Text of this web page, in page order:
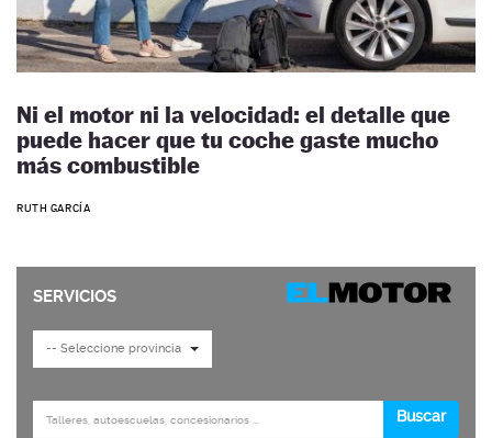
Ni el motor ni la velocidad: el detalle que
puede hacer que tu coche gaste mucho
más combustible
RUTH GARCÍA